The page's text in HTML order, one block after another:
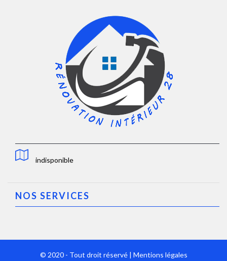
indisponible
NOS SERVICES
© 2020 - Tout droit réservé | Mentions légales